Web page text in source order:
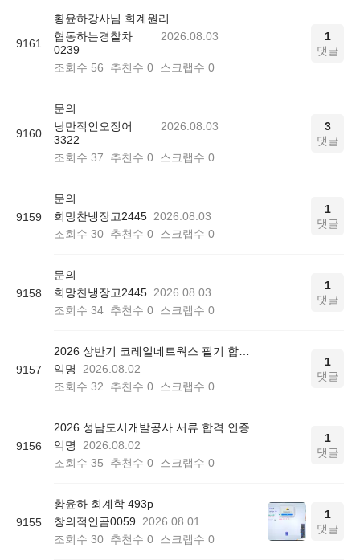
9161
황윤하강사님 회계원리
협동하는경찰차
0239
2026.08.03
조회수 56 추천수 0 스크랩수 0
1
댓글
9160
문의
낭만적인오징어
3322
2026.08.03
조회수 37 추천수 0 스크랩수 0
3
댓글
9159
문의
희망찬냉장고2445 2026.08.03
조회수 30 추천수 0 스크랩수 0
1
댓글
9158
문의
희망찬냉장고2445 2026.08.03
조회수 34 추천수 0 스크랩수 0
1
댓글
9157
익명
2026.08.02
조회수 32 추천수 0 스크랩수 0
1
댓글
9156
2026 성남도시개발공사 서류 합격 인증
익명
2026.08.02
조회수 35 추천수 0 스크랩수 0
1
댓글
9155
황윤하 회계학 493p
창의적인곰0059
2026.08.01
조회수 30 추천수 0 스크랩수 0
1
댓글